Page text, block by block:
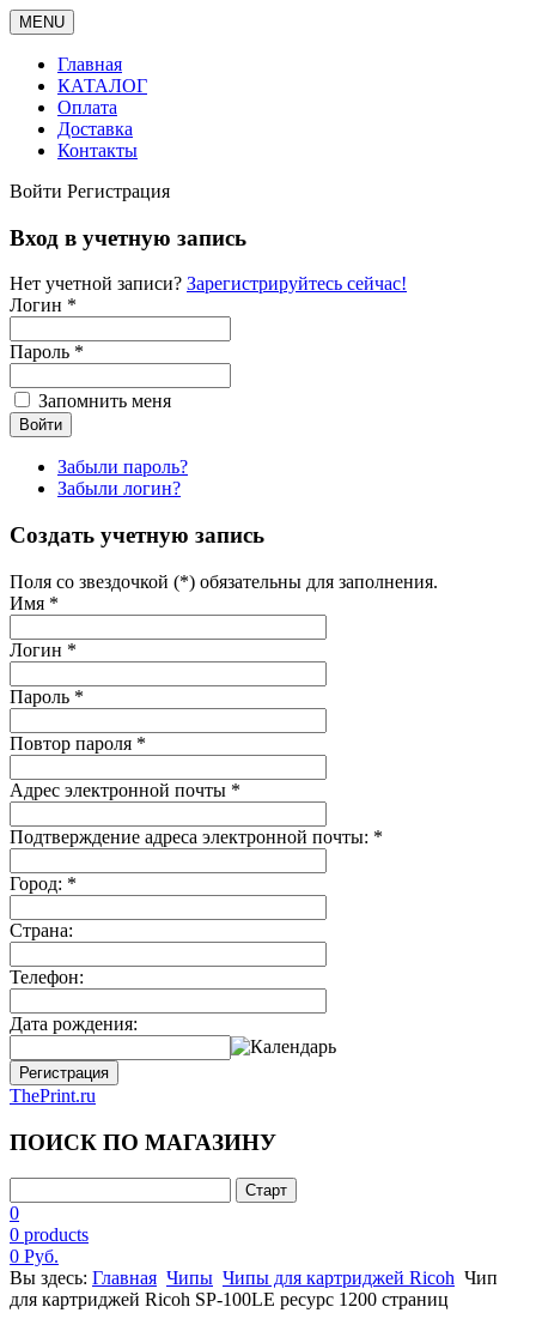
MENU
Главная
КАТАЛОГ
Оплата
Доставка
Контакты
Войти Регистрация
Вход в учетную запись
Нет учетной записи? Зарегистрируйтесь сейчас!
Логин *
Пароль *
Запомнить меня
Забыли пароль?
Забыли логин?
Создать учетную запись
Поля со звездочкой (*) обязательны для заполнения.
Имя *
Логин *
Пароль *
Повтор пароля *
Адрес электронной почты *
Подтверждение адреса электронной почты: *
Город: *
Страна:
Телефон:
Дата рождения:
Регистрация
ThePrint.ru
ПОИСК ПО МАГАЗИНУ
0
0 products
0 Руб.
Вы здесь: Главная Чипы Чипы для картриджей Ricoh Чип
для картриджей Ricoh SP-100LE ресурс 1200 страниц